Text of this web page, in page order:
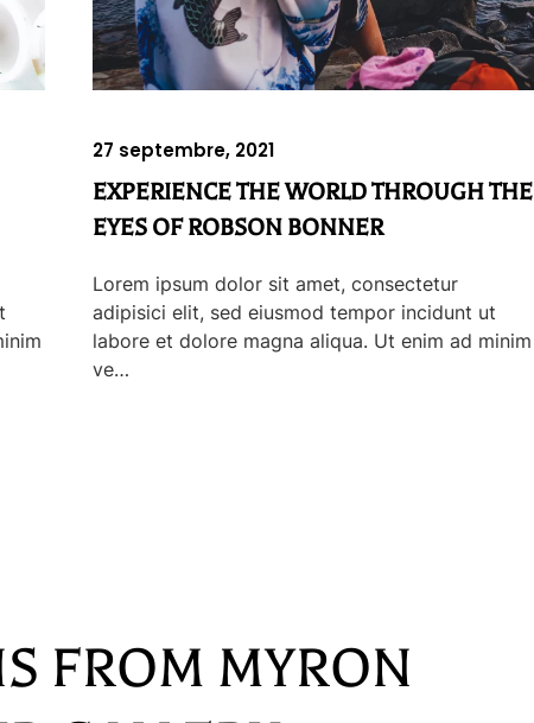
27 septembre, 2021
EXPERIENCE THE WORLD THROUGH THE
EYES OF ROBSON BONNER
Lorem ipsum dolor sit amet, consectetur
adipisici elit, sed eiusmod tempor incidunt ut
labore et dolore magna aliqua. Ut enim ad minim
ve…
FROM MYRON